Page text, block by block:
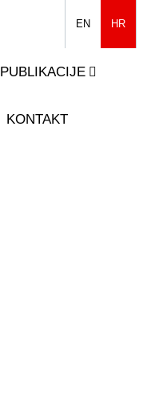
EN HR
PUBLIKACIJE
KONTAKT